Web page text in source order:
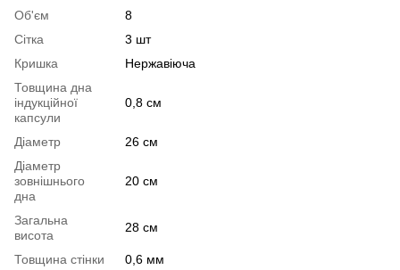
Об'єм
8
Сітка
3 шт
Кришка
Нержавіюча
Товщина дна
індукційної
капсули
0,8 см
Діаметр
26 см
Діаметр
зовнішнього
дна
20 см
Загальна
висота
28 см
Товщина стінки
0,6 мм